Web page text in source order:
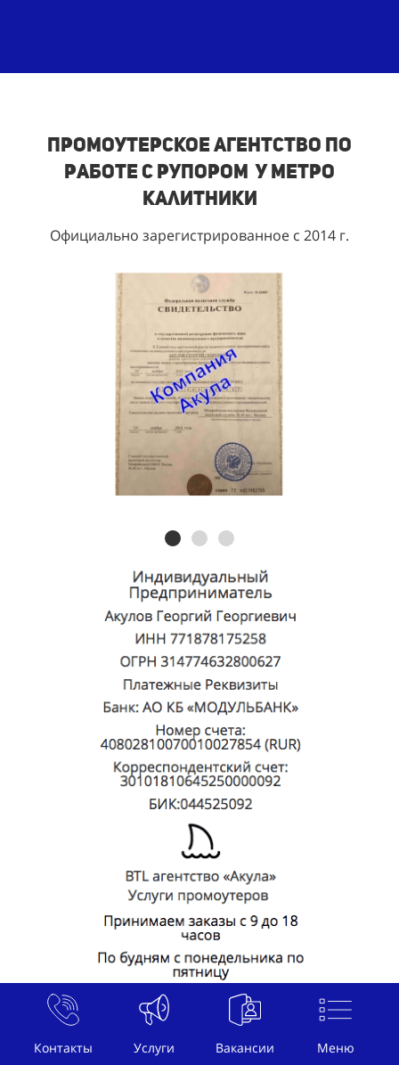
Контакты Услуги Вакансии Меню
Промоутерское агентство по
работе с рупором у метро
Калитники
Официально зарегистрированное с 2014 г.